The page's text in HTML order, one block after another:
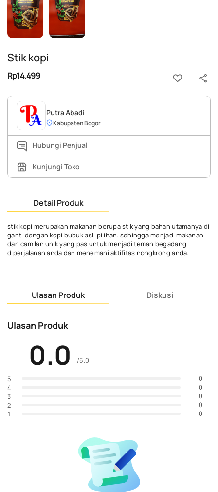
Stik kopi
Rp14.499
Putra Abadi
Kabupaten Bogor
Hubungi Penjual
Kunjungi Toko
Detail Produk
stik kopi merupakan makanan berupa stik yang bahan utamanya di
ganti dengan kopi bubuk asli pilihan. sehingga menjadi makanan
dan camilan unik yang pas untuk menjadi teman begadang
diperjalanan anda dan menemani aktifitas nongkrong anda.
Ulasan Produk Diskusi
Ulasan Produk
0.0 /5.0
5
0
4
0
3
0
2
0
1
0